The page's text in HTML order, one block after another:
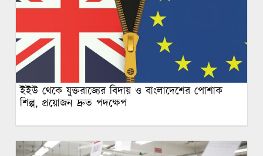
ইইউ থেকে যুক্তরাজ্যের বিদায় ও বাংলাদেশের পোশাক
শিল্প, প্রয়োজন দ্রুত পদক্ষেপ